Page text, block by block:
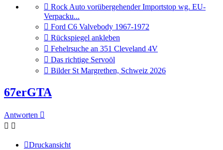
Gehe
zum
letzten
Beitrag
Rock Auto vorübergehender Importstop wg. EU-
Verpacku...
Gehe
zum
letzten
Beitrag
Ford C6 Valvebody 1967-1972
Gehe
zum
letzten
Beitrag
Rückspiegel ankleben
Gehe
zum
letzten
Beitrag
Fehelrsuche an 351 Cleveland 4V
Gehe
zum
letzten
Das richtige Servoöl
Gehe
letzten
Beitrag
Bilder St Margrethen, Schweiz 2026
67erGTA
Antworten
Druckansicht